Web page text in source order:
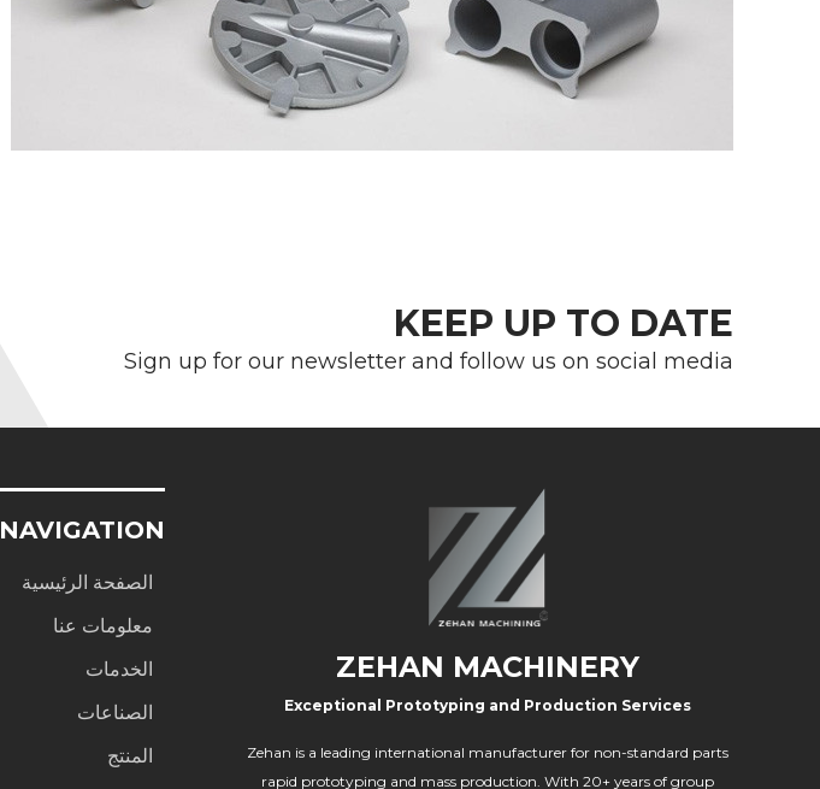
KEEP UP TO DATE
Sign up for our newsletter and follow us on social media
ZEHAN MACHINERY
Exceptional Prototyping and Production Services
Zehan is a leading international manufacturer for non-standard parts
rapid prototyping and mass production. With 20+ years of group
NAVIGATION
الصفحة الرئيسية
معلومات عنا
الخدمات
الصناعات
المنتج